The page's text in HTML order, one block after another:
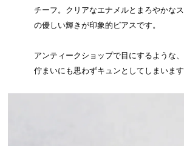
チーフ。クリアなエナメルとまろやかな
の優しい輝きが印象的ピアスです。
アンティークショップで目にするような
佇まいにも思わずキュンとしてしまいます